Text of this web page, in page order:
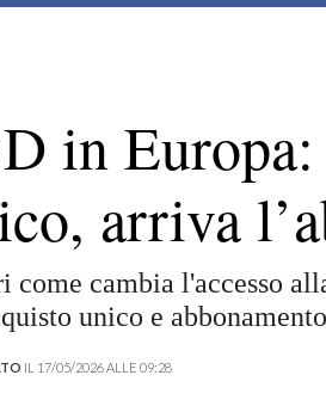
in
arriva
come cambia l'accesso
unico e abbonamento
IL 17/05/2026 ALLE 09:28